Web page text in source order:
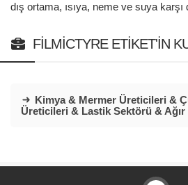
dış ortama, ısıya, neme ve suya karşı
FILMICTYRE ETIKET'IN
Kimya & Mermer Üreticileri &
Üreticileri & Lastik Sektörü &